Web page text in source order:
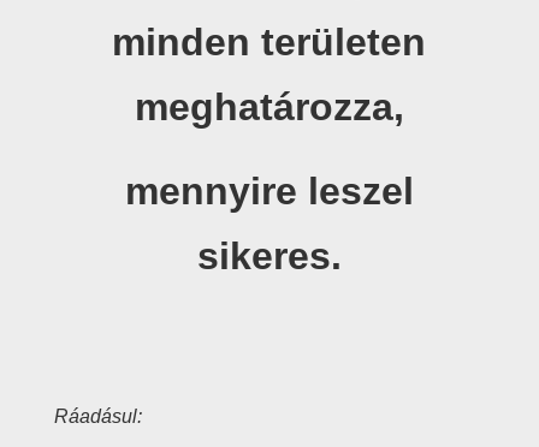
minden területen
meghatározza,
mennyire leszel
sikeres.
Ráadásul: